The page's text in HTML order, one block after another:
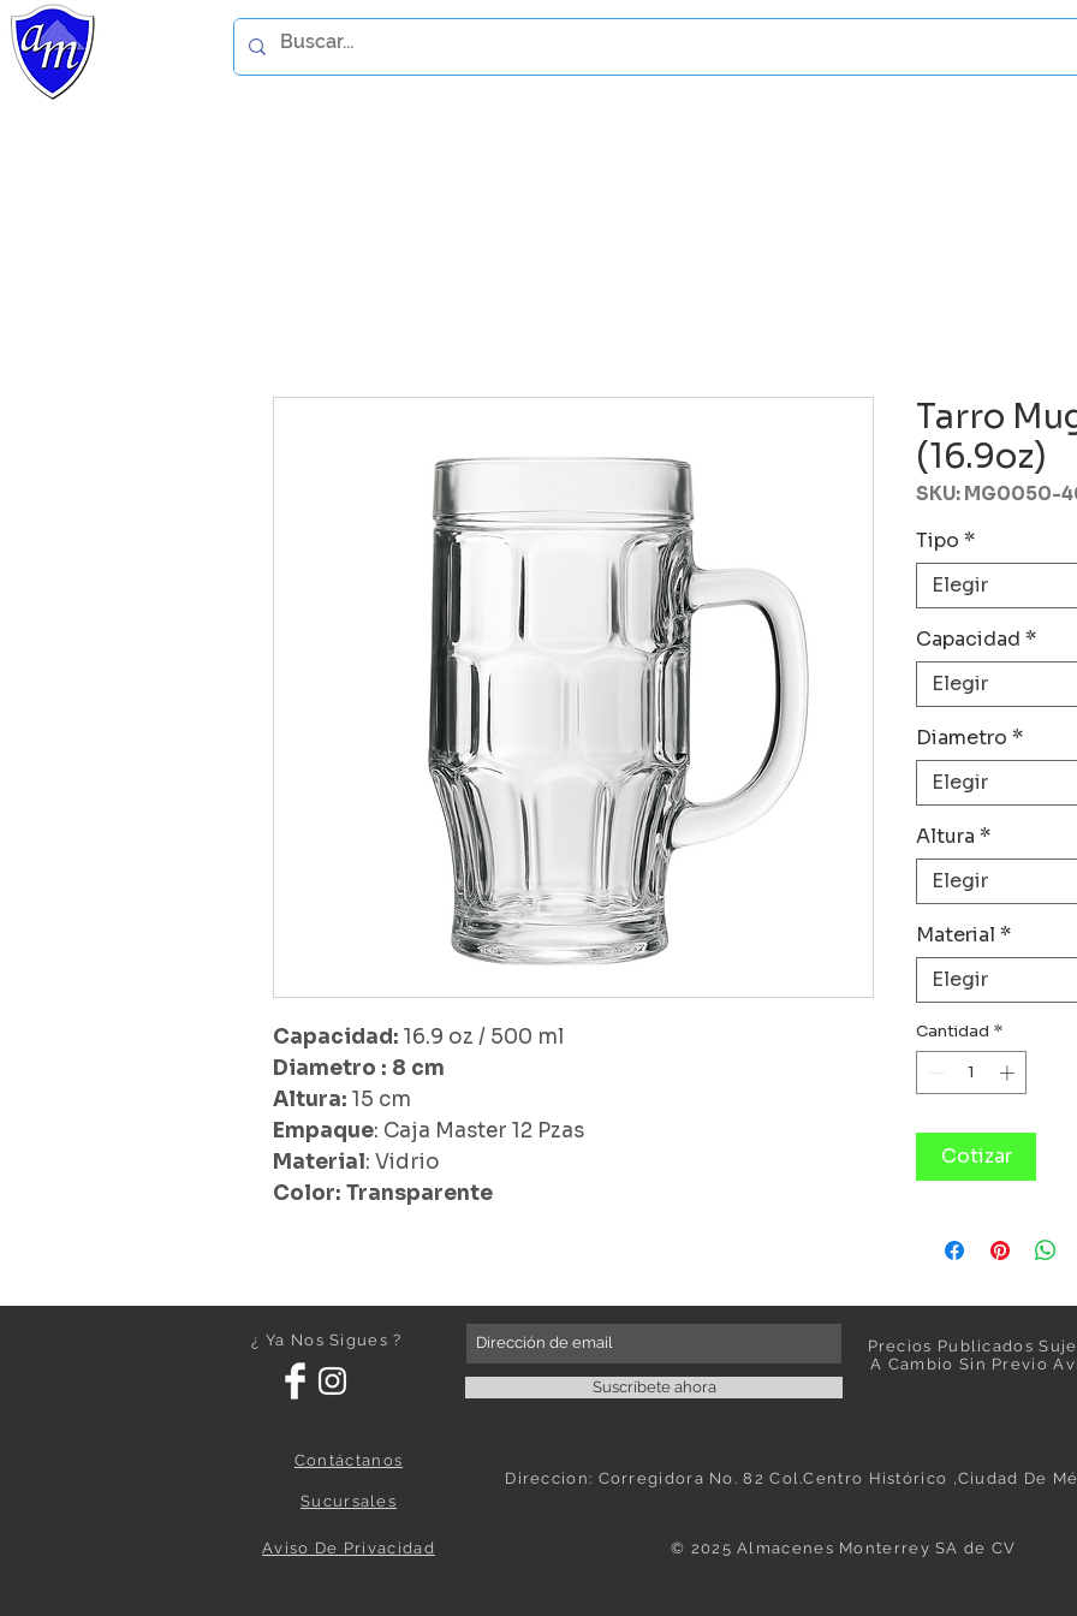
Capacidad: 16.9 oz / 500 ml
Diametro : 8 cm
Altura: 15 cm
Empaque: Caja Master 12 Pzas
Material: Vidrio
Color: Transparente
Tarro
(16.9oz)
SKU: MG0050-
Tipo *
Elegir
Capacidad *
Elegir
Diametro *
Elegir
Altura *
Elegir
Material *
Elegir
Cantidad *
Cotizar
¿ Ya Nos Sigues ?
Suscríbete ahora
Precios Publicados
A Cambio Sin Previo
Contáctanos
Direccion: Corregidora No. 82 Col.Centro Histórico ,Ciudad De
Sucursales
Aviso De Privacidad © 2025 Almacenes Monterrey SA de CV